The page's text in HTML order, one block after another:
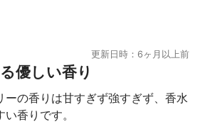
更新日時：6ヶ月以上前
優しい香り
ーの香りは甘すぎず強すぎず、香水
香りです。